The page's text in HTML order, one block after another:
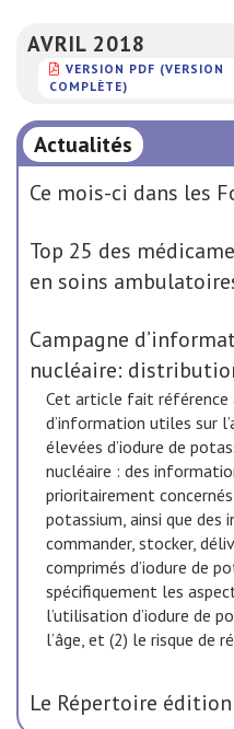
AVRIL 2018
VERSION PDF (VERSION
COMPLÈTE)
Actualités
Ce mois-ci dans les
Top 25 des
en soins
Campagne
nucléaire:
Cet article fait référence
d’information utiles sur
élevées d’iodure de
nucléaire : des
prioritairement
potassium, ainsi que
commander, stocker,
comprimés d’iodure de
spécifiquement les
l’utilisation d’iodure de
l’âge, et (2) le risque de
Le Répertoire